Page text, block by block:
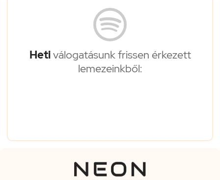
Hetiválogatásunk frissen érkezett
lemezeinkből: